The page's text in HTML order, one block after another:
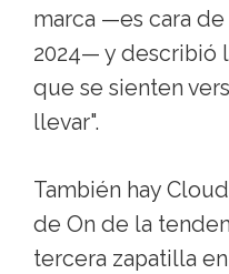
marca —es cara
2024— y describió
que se sienten
llevar".
También hay
de On de la
tercera zapatilla